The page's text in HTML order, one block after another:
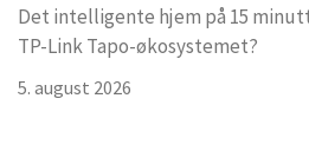
Det intelligente hjem på 15
TP-Link Tapo-økosystemet?
5. august 2026